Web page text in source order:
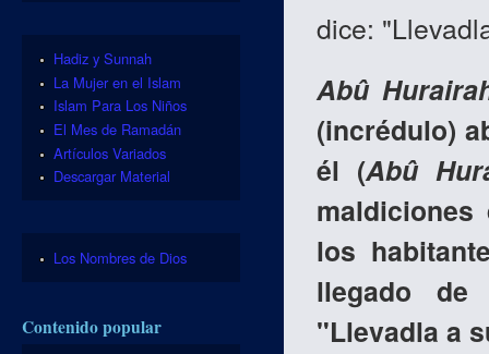
dice:
Abû
(incrédulo)
él (Abû
los
llegado
"Llevadla a
Hadiz y Sunnah
La Mujer en el Islam
Islam Para Los Niños
El Mes de Ramadán
Artículos Variados
Descargar Material
Los Nombres de Dios
Contenido popular